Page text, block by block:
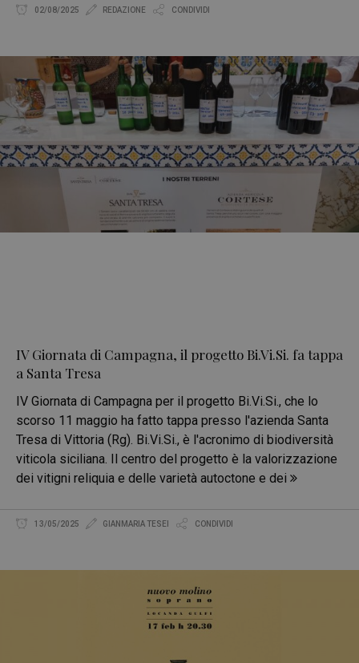
02/08/2025 REDAZIONE CONDIVIDI
IV Giornata di Campagna, il progetto Bi.Vi.Si. fa tappa
a Santa Tresa
IV Giornata di Campagna per il progetto Bi.Vi.Si., che lo
scorso 11 maggio ha fatto tappa presso l'azienda Santa
Tresa di Vittoria (Rg). Bi.Vi.Si., è l'acronimo di biodiversità
viticola siciliana. Il centro del progetto è la valorizzazione
dei vitigni reliquia e delle varietà autoctone e dei
13/05/2025 GIANMARIA TESEI CONDIVIDI